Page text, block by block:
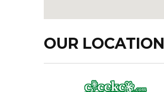
OUR LOCATION